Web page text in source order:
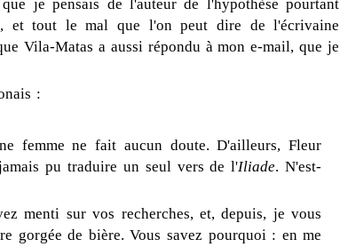
je pensais de l'auteur de l'hypothèse pourtant
et tout le mal que l'on peut dire de l'écrivaine
Vila-Matas a aussi répondu à mon e-mail, que je
:
femme ne fait aucun doute. D'ailleurs, Fleur
pu traduire un seul vers de l'Iliade. N'est-
menti sur vos recherches, et, depuis, je vous
gorgée de bière. Vous savez pourquoi : en me